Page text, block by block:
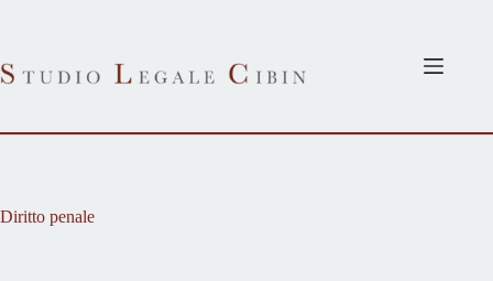
Diritto penale